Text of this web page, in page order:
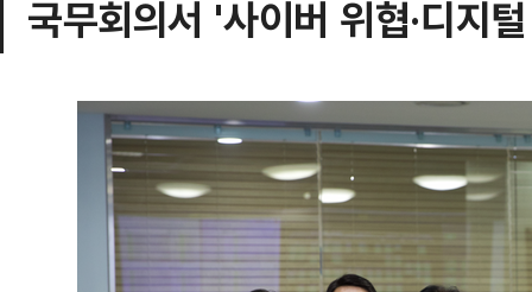
국무회의서 '사이버 위협·디지